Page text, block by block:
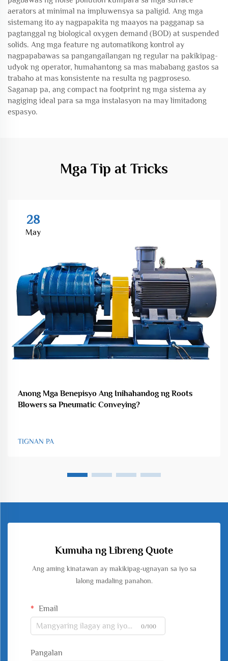
aerators at minimal na impluwensya sa paligid. Ang mga
sistemang ito ay nagpapakita ng maayos na pagganap sa
pagtanggal ng biological oxygen demand (BOD) at suspended
solids. Ang mga feature ng automatikong kontrol ay
nagpapabawas sa pangangailangan ng regular na pakikipag-
udyok ng operator, humahantong sa mas mababang gastos sa
trabaho at mas konsistente na resulta ng pagproseso.
Saganap pa, ang compact na footprint ng mga sistema ay
nagiging ideal para sa mga instalasyon na may limitadong
espasyo.
Mga Tip at Tricks
28
May
Anong Mga Benepisyo Ang Inihahandog ng Roots
Blowers sa Pneumatic Conveying?
TIGNAN PA
Kumuha ng Libreng Quote
Ang aming kinatawan ay makikipag-ugnayan sa iyo sa
lalong madaling panahon.
Email
0/100
Pangalan